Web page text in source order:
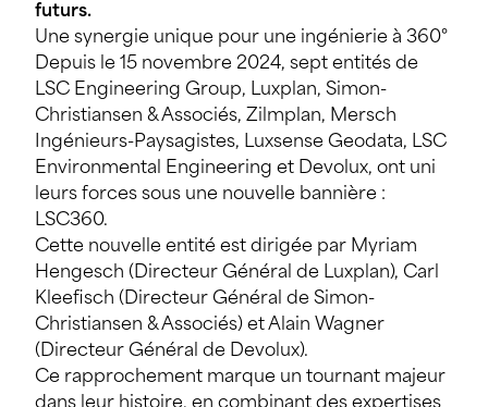
futurs.
Une synergie unique pour une ingénierie à 360°
Depuis le 15 novembre 2024, sept entités de
LSC Engineering Group, Luxplan, Simon-
Christiansen & Associés, Zilmplan, Mersch
Ingénieurs-Paysagistes, Luxsense Geodata, LSC
Environmental Engineering et Devolux, ont uni
leurs forces sous une nouvelle bannière :
LSC360.
Cette nouvelle entité est dirigée par Myriam
Hengesch (Directeur Général de Luxplan), Carl
Kleefisch (Directeur Général de Simon-
Christiansen & Associés) et Alain Wagner
(Directeur Général de Devolux).
Ce rapprochement marque un tournant majeur